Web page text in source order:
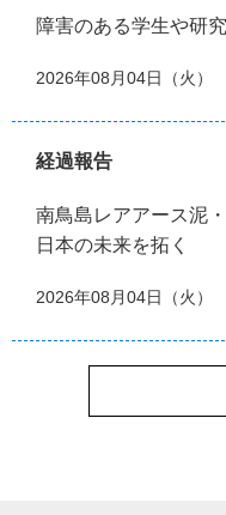
障害のある学生や研
2026年08月04日（火）
経過報告
南鳥島レアアース泥
日本の未来を拓く
2026年08月04日（火）